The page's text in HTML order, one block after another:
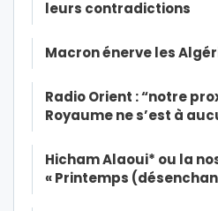
leurs contradictions
Macron énerve les
Radio Orient : “notre
Royaume ne s’est à
Hicham Alaoui* ou la
« Printemps